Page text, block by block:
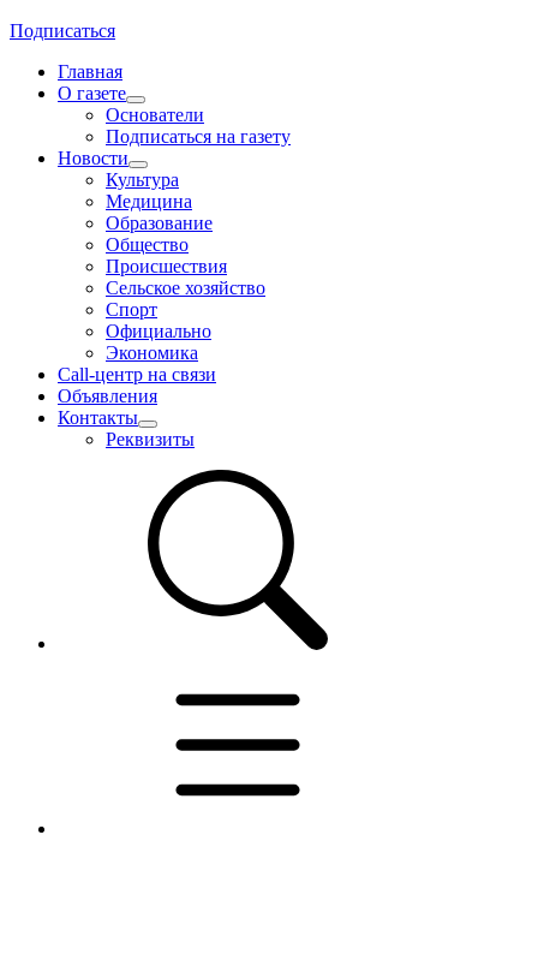
Подписаться
Главная
О газете
Основатели
Подписаться на газету
Новости
Культура
Медицина
Образование
Общество
Происшествия
Сельское хозяйство
Спорт
Официально
Экономика
Call-центр на связи
Объявления
Контакты
Реквизиты